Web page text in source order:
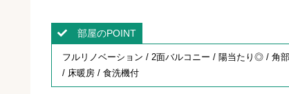
部屋のPOINT
フルリノベーション / 2面バルコニー / 陽当たり◎ / 角
/ 床暖房 / 食洗機付